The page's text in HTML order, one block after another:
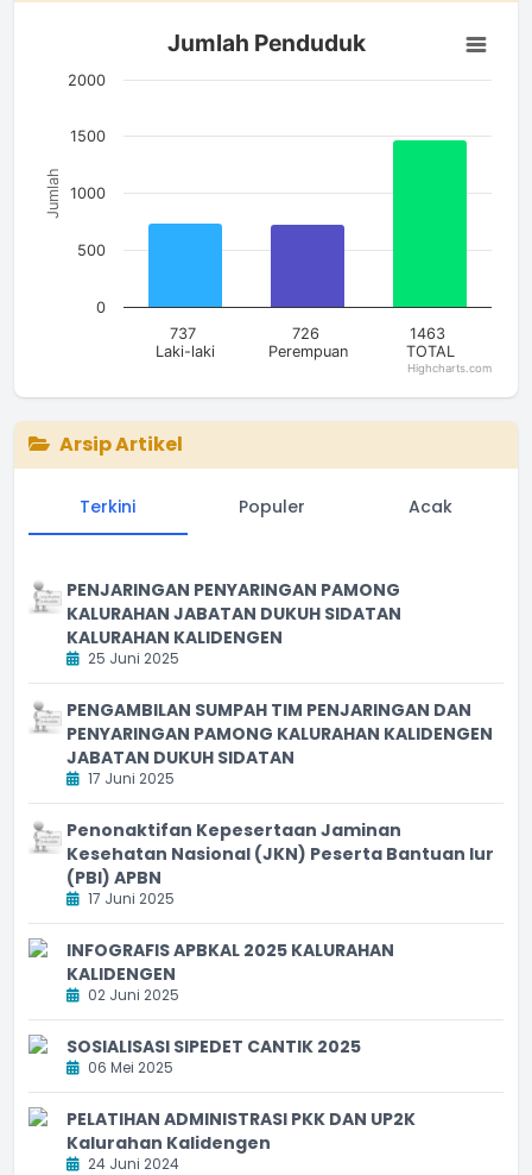
Jumlah Penduduk
Bar chart with 3 bars.
The chart has 1 X axis displaying categories.
Jumlah
Jumlah Penduduk
737
Laki-laki
726
Perempuan
1463
TOTAL
0
500
1000
1500
2000
Highcharts.com
Arsip Artikel
Terkini Populer Acak
PENJARINGAN PENYARINGAN PAMONG
KALURAHAN JABATAN DUKUH SIDATAN
KALURAHAN KALIDENGEN
25 Juni 2025
PENGAMBILAN SUMPAH TIM PENJARINGAN DAN
PENYARINGAN PAMONG KALURAHAN KALIDENGEN
JABATAN DUKUH SIDATAN
17 Juni 2025
Penonaktifan Kepesertaan Jaminan
Kesehatan Nasional (JKN) Peserta Bantuan Iur
(PBI) APBN
17 Juni 2025
INFOGRAFIS APBKAL 2025 KALURAHAN
KALIDENGEN
02 Juni 2025
SOSIALISASI SIPEDET CANTIK 2025
06 Mei 2025
PELATIHAN ADMINISTRASI PKK DAN UP2K
Kalurahan Kalidengen
24 Juni 2024